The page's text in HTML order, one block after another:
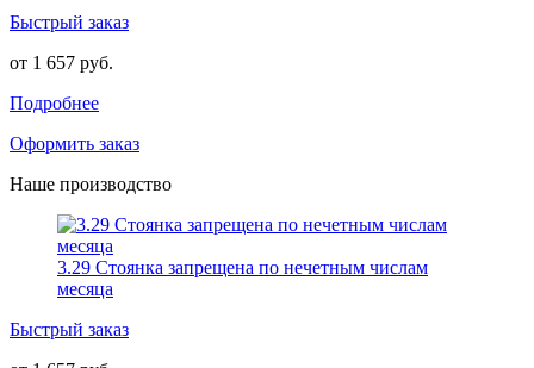
Быстрый заказ
от 1 657 руб.
Подробнее
Оформить заказ
Наше производство
3.29 Стоянка запрещена по нечетным числам
месяца
Быстрый заказ